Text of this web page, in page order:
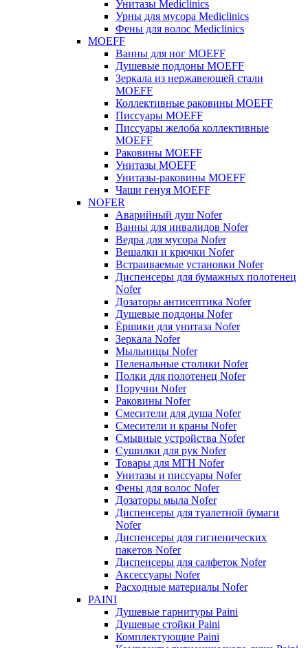
Унитазы Mediclinics
Урны для мусора Mediclinics
Фены для волос Mediclinics
MOEFF
Ванны для ног MOEFF
Душевые поддоны MOEFF
Зеркала из нержавеющей стали
MOEFF
Коллективные раковины MOEFF
Писсуары MOEFF
Писсуары желоба коллективные
MOEFF
Раковины MOEFF
Унитазы MOEFF
Унитазы-раковины MOEFF
Чаши генуя MOEFF
NOFER
Аварийный душ Nofer
Ванны для инвалидов Nofer
Ведра для мусора Nofer
Вешалки и крючки Nofer
Встраиваемые установки Nofer
Диспенсеры для бумажных полотенец
Nofer
Дозаторы антисептика Nofer
Душевые поддоны Nofer
Ёршики для унитаза Nofer
Зеркала Nofer
Мыльницы Nofer
Пеленальные столики Nofer
Полки для полотенец Nofer
Поручни Nofer
Раковины Nofer
Смесители для душа Nofer
Смесители и краны Nofer
Смывные устройства Nofer
Сушилки для рук Nofer
Товары для МГН Nofer
Унитазы и писсуары Nofer
Фены для волос Nofer
Дозаторы мыла Nofer
Диспенсеры для туалетной бумаги
Nofer
Диспенсеры для гигиенических
пакетов Nofer
Диспенсеры для салфеток Nofer
Аксессуары Nofer
Расходные материалы Nofer
PAINI
Душевые гарнитуры Paini
Душевые стойки Paini
Комплектующие Paini